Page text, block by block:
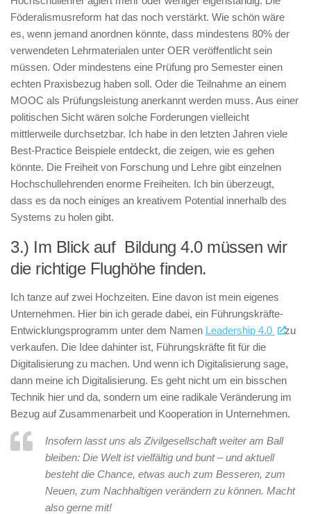
Föderalismusreform hat das noch verstärkt. Wie schön wäre
es, wenn jemand anordnen könnte, dass mindestens 80% der
verwendeten Lehrmaterialen unter OER veröffentlicht sein
müssen. Oder mindestens eine Prüfung pro Semester einen
echten Praxisbezug haben soll. Oder die Teilnahme an einem
MOOC als Prüfungsleistung anerkannt werden muss. Aus einer
politischen Sicht wären solche Forderungen vielleicht
mittlerweile durchsetzbar. Ich habe in den letzten Jahren viele
Best-Practice Beispiele entdeckt, die zeigen, wie es gehen
könnte. Die Freiheit von Forschung und Lehre gibt einzelnen
Hochschullehrenden enorme Freiheiten. Ich bin überzeugt,
dass es da noch einiges an kreativem Potential innerhalb des
Systems zu holen gibt.
3.) Im Blick auf Bildung 4.0 müssen wir
die richtige Flughöhe finden.
Ich tanze auf zwei Hochzeiten. Eine davon ist mein eigenes
Unternehmen. Hier bin ich gerade dabei, ein Führungskräfte-
Entwicklungsprogramm unter dem Namen Leadership 4.0
zu
verkaufen. Die Idee dahinter ist, Führungskräfte fit für die
Digitalisierung zu machen. Und wenn ich Digitalisierung sage,
dann meine ich Digitalisierung. Es geht nicht um ein bisschen
Technik hier und da, sondern um eine radikale Veränderung im
Bezug auf Zusammenarbeit und Kooperation in Unternehmen.
Insofern lasst uns als Zivilgesellschaft weiter am Ball
bleiben: Die Welt ist vielfältig und bunt – und aktuell
besteht die Chance, etwas auch zum Besseren, zum
Neuen, zum Nachhaltigen verändern zu können. Macht
also gerne mit!